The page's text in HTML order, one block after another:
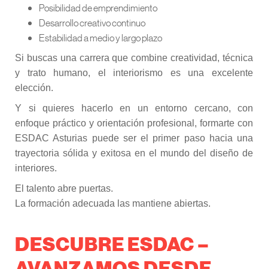
Posibilidad de emprendimiento
Desarrollo creativo continuo
Estabilidad a medio y largo plazo
Si buscas una carrera que combine creatividad, técnica
y trato humano, el interiorismo es una excelente
elección.
Y si quieres hacerlo en un entorno cercano, con
enfoque práctico y orientación profesional, formarte con
ESDAC Asturias puede ser el primer paso hacia una
trayectoria sólida y exitosa en el mundo del diseño de
interiores.
El talento abre puertas.
La formación adecuada las mantiene abiertas.
DESCUBRE ESDAC –